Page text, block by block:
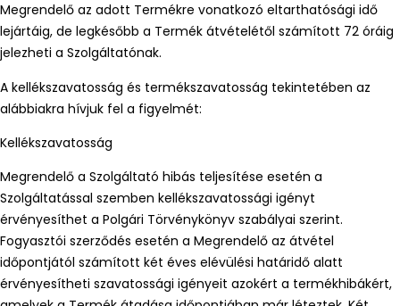
Megrendelő az adott Termékre vonatkozó eltarthatósági idő
lejártáig, de legkésőbb a Termék átvételétől számított 72 óráig
jelezheti a Szolgáltatónak.
A kellékszavatosság és termékszavatosság tekintetében az
alábbiakra hívjuk fel a figyelmét:
Kellékszavatosság
Megrendelő a Szolgáltató hibás teljesítése esetén a
Szolgáltatással szemben kellékszavatossági igényt
érvényesíthet a Polgári Törvénykönyv szabályai szerint.
Fogyasztói szerződés esetén a Megrendelő az átvétel
időpontjától számított két éves elévülési határidő alatt
érvényesítheti szavatossági igényeit azokért a termékhibákért,